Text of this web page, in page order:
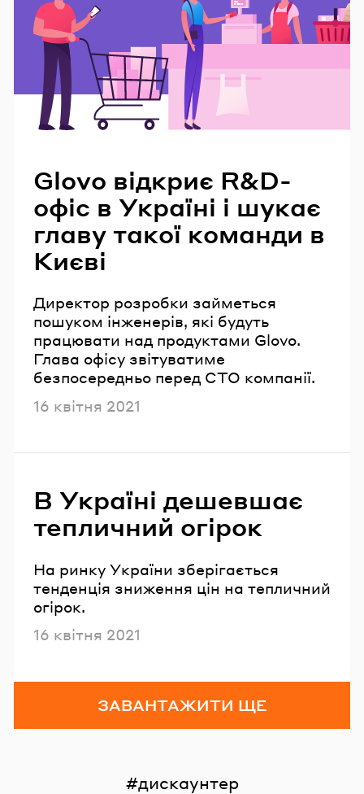
Glovo відкриє R&D-
офіс в Україні і шукає
главу такої команди в
Києві
Директор розробки займеться
пошуком інженерів, які будуть
працювати над продуктами Glovo.
Глава офісу звітуватиме
безпосередньо перед CTO компанії.
Опубліковано
16 квітня 2021
В Україні дешевшає
тепличний огірок
На ринку України зберігається
тенденція зниження цін на тепличний
огірок.
Опубліковано
16 квітня 2021
ЗАВАНТАЖИТИ ЩЕ
дискаунтер